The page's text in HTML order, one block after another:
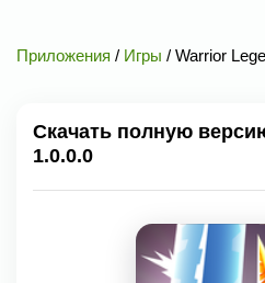
Приложения / Игры / Warrior
Скачать полную
1.0.0.0